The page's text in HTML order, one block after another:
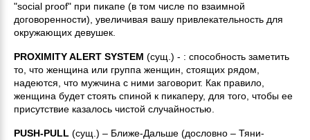
"social proof" при пикапе (в том числе по взаимной
договоренности), увеличивая вашу привлекательность для
окружающих девушек.
PROXIMITY ALERT SYSTEM (сущ.) - : способность заметить
то, что женщина или группа женщин, стоящих рядом,
надеются, что мужчина с ними заговорит. Как правило,
женщина будет стоять спиной к пикаперу, для того, чтобы ее
присутствие казалось чистой случайностью.
PUSH-PULL (сущ.) – Ближе-Дальше (дословно – Тяни-